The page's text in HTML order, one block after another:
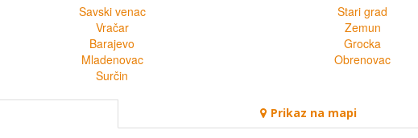
Savski venac
Stari grad
Vračar
Zemun
Barajevo
Grocka
Mladenovac
Obrenovac
Surčin
Prikaz na mapi